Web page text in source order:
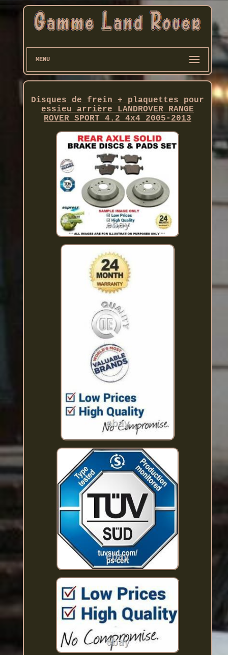
MENU
Disques de frein + plaquettes pour
essieu arrière LANDROVER RANGE
ROVER SPORT 4.2 4x4 2005-2013